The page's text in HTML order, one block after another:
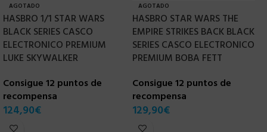
AGOTADO
HASBRO 1/1 STAR WARS
BLACK SERIES CASCO
ELECTRONICO PREMIUM
LUKE SKYWALKER
Consigue 12 puntos de
recompensa
124,90€
AGOTADO
HASBRO STAR WARS THE
EMPIRE STRIKES BACK BLACK
SERIES CASCO ELECTRONICO
PREMIUM BOBA FETT
Consigue 12 puntos de
recompensa
129,90€